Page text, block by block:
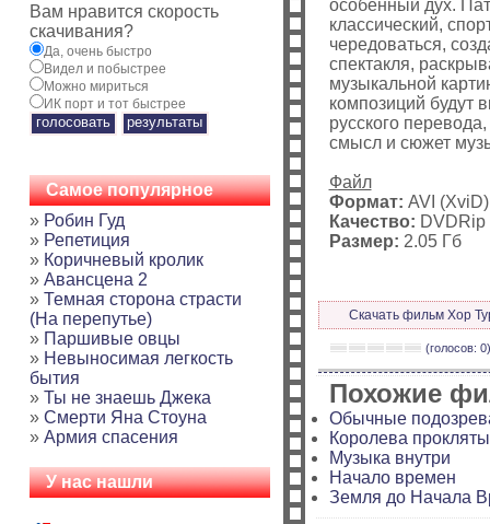
Вам нравится скорость
скачивания?
Да, очень быстро
Видел и побыстрее
Можно мириться
ИК порт и тот быстрее
Самое популярное
» Робин Гуд
» Репетиция
» Коричневый кролик
» Авансцена 2
» Темная сторона страсти
(На перепутье)
» Паршивые овцы
» Невыносимая легкость
бытия
» Ты не знаешь Джека
» Смерти Яна Стоуна
» Армия спасения
У нас нашли
особенный дух.
классический,
чередоваться,
спектакля,
музыкальной
композиций будут
русского
смысл и сюжет
Файл
Формат: AVI (XviD)
Качество: DVDRip
Размер: 2.05 Гб
Скачать фильм Хор
(голосов: 0)
Похожие
Обычные
Королева
Музыка внутри
Начало времен
Земля до Начала